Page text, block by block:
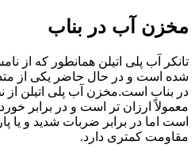
مخزن آب در بناب
تانکر آب پلی اتیلن همانطور که از
شده است و در حال حاضر یکی از
در بناب است.مخزن آب پلی اتیلن از
معمولاً ارزان تر است و در برابر
است اما در برابر ضربات شدید و یا
مقاومت کمتری دارد.